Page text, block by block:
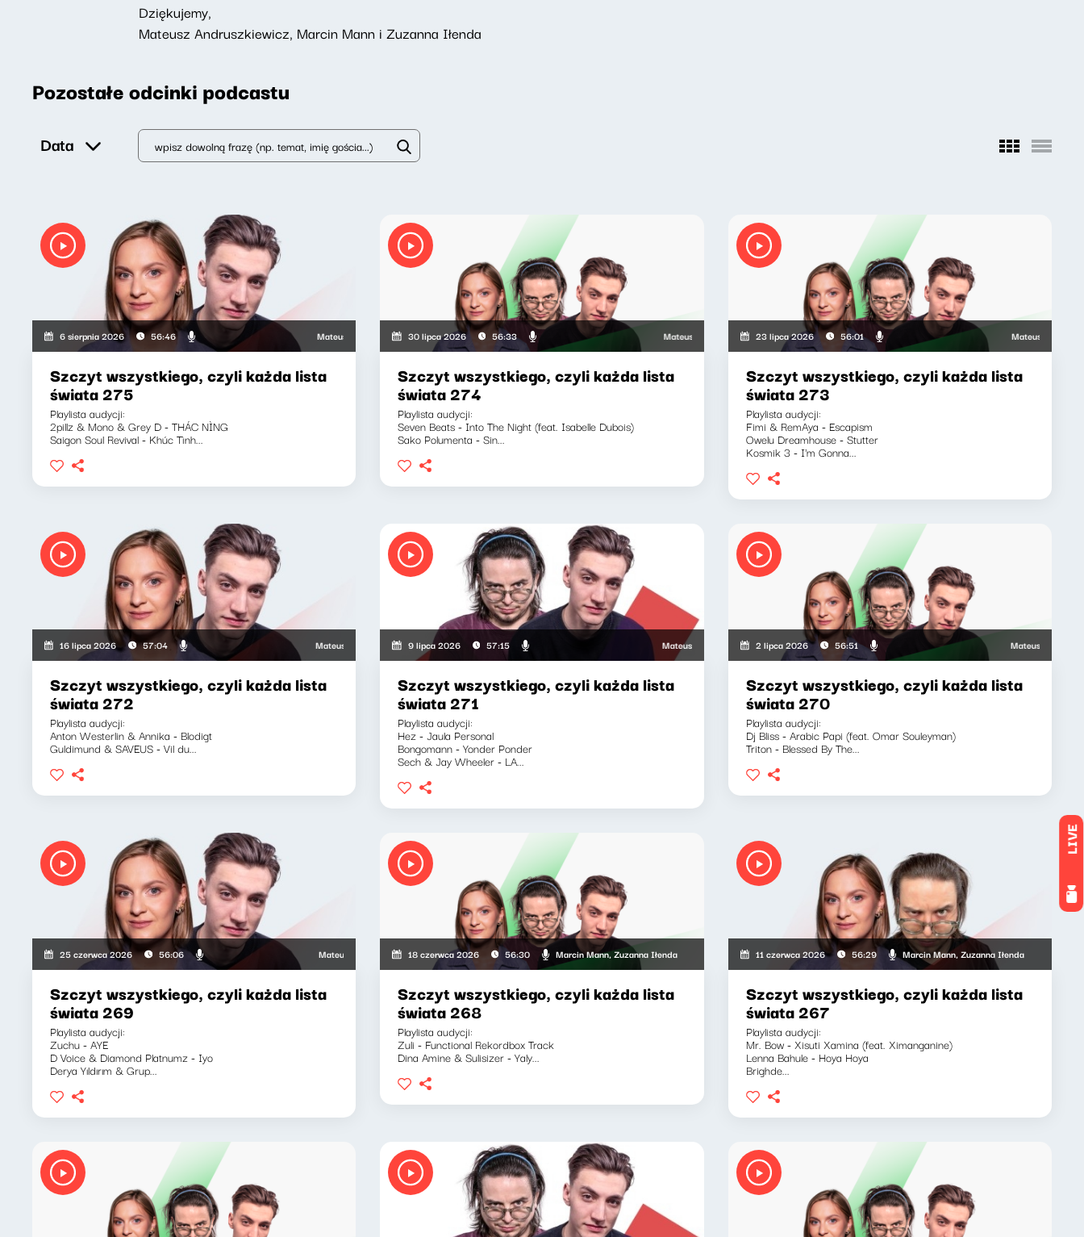
LIVE
Dziękujemy,
Mateusz Andruszkiewicz, Marcin Mann i Zuzanna Iłenda
Pozostałe odcinki podcastu
Data
6 sierpnia 2026 56:46 Mateusz Andruszkiewicz, Zuzanna Iłenda
Szczyt wszystkiego, czyli każda lista
świata 275
Playlista audycji:
2pillz & Mono & Grey D - THÁC NÌNG
Saigon Soul Revival - Khúc Tình...
30 lipca 2026 56:33 Mateusz Andruszkiewicz, Marcin Mann, Zuzanna Iłenda
Szczyt wszystkiego, czyli każda lista
świata 274
Playlista audycji:
Seven Beats - Into The Night (feat. Isabelle Dubois)
Sako Polumenta - Sin...
23 lipca 2026 56:01 Mateusz
Szczyt wszystkiego, czyli każda lista
świata 273
Playlista audycji:
Fimi & RemAya - Escapism
Owelu Dreamhouse - Stutter
Kosmik 3 - I'm Gonna...
16 lipca 2026 57:04 Mateusz Andruszkiewicz, Zuzanna Iłenda
Szczyt wszystkiego, czyli każda lista
świata 272
Playlista audycji:
Anton Westerlin & Annika - Blodigt
Guldimund & SAVEUS - Vil du...
9 lipca 2026 57:15 Mateusz Andruszkiewicz, Marcin Mann
Szczyt wszystkiego, czyli każda lista
świata 271
Playlista audycji:
Hez - Jaula Personal
Bongomann - Yonder Ponder
Sech & Jay Wheeler - LA...
2 lipca 2026 56:51 Mateusz
Szczyt wszystkiego, czyli każda lista
świata 270
Playlista audycji:
Dj Bliss - Arabic Papi (feat. Omar Souleyman)
Triton - Blessed By The...
25 czerwca 2026 56:06 Mateusz Andruszkiewicz, Zuzanna Iłenda
Szczyt wszystkiego, czyli każda lista
świata 269
Playlista audycji:
Zuchu - AYE
D Voice & Diamond Platnumz - Iyo
Derya Yıldırım & Grup...
18 czerwca 2026 56:30 Marcin Mann, Zuzanna Iłenda
Szczyt wszystkiego, czyli każda lista
świata 268
Playlista audycji:
Zuli - Functional Rekordbox Track
Dina Amine & Sulisizer - Yaly...
11 czerwca 2026 56:29 Marcin Mann, Zuzanna Iłenda
Szczyt wszystkiego, czyli każda lista
świata 267
Playlista audycji:
Mr. Bow - Xisuti Xamina (feat. Ximanganine)
Lenna Bahule - Hoya Hoya
Brighde...